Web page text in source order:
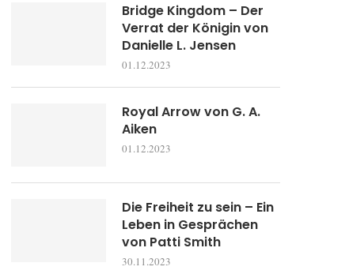
Bridge Kingdom – Der
Verrat der Königin von
Danielle L. Jensen
01.12.2023
Royal Arrow von G. A.
Aiken
01.12.2023
Die Freiheit zu sein – Ein
Leben in Gesprächen
von Patti Smith
30.11.2023